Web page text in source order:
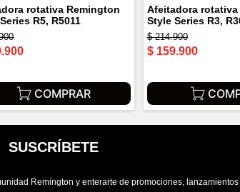
rotativa Remington
R5, R5011
.900
COMPRAR
Afeitadora rotativa
Style Series R3,
$ 214.900
$ 159.900
SUSCRÍBETE
Remington y enterarte de promociones, lanzamientos